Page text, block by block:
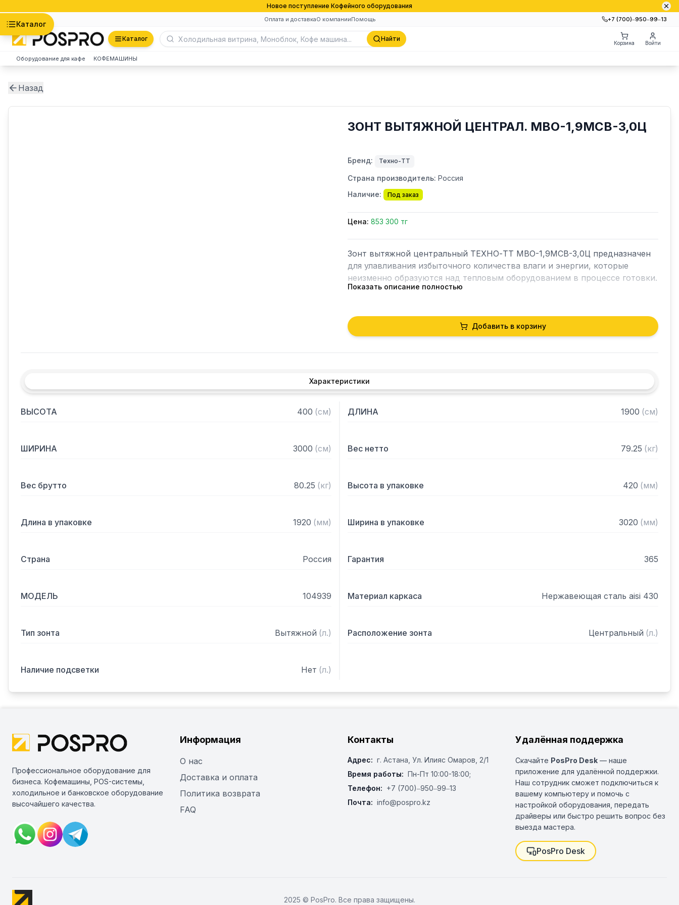
Новое поступление Кофейного оборудования
Оплата и доставкаО компанииПомощь +7 (700)‒950‒99‒13
Каталог
Каталог Найти
Корзина Войти
Оборудование для кафе КОФЕМАШИНЫ
Назад
ЗОНТ ВЫТЯЖНОЙ ЦЕНТРАЛ. МВО-1,9МСВ-3,0Ц
Бренд: Техно-ТТ
Страна производитель: Россия
Наличие:
Под заказ
Цена: 853 300 тг
Зонт вытяжной центральный ТЕХНО-ТТ МВО-1,9МСВ-3,0Ц предназначен
для улавливания избыточного количества влаги и энергии, которые
неизменно образуются над тепловым оборудованием в процессе готовки.
которые в противном случае оседали бы на предметах мебели и кухонной
утвари. Поэтому это оборудование формирует микроклимат в помещении
и защищает сотрудников горячего цеха.
— Вытяжной центральный
— Материал: нержавеющая сталь AISI 430 толщиной 0,8мм
Показать описание полностью
Добавить в корзину
Характеристики
ВЫСОТА 400 (см) ДЛИНА 1900 (см)
ШИРИНА 3000 (см) Вес нетто 79.25 (кг)
Вес брутто 80.25 (кг) Высота в упаковке 420 (мм)
Длина в упаковке 1920 (мм) Ширина в упаковке 3020 (мм)
Страна Россия Гарантия 365
МОДЕЛЬ 104939 Материал каркаса Нержавеющая сталь aisi 430
Тип зонта Вытяжной (л.) Расположение зонта Центральный (л.)
Наличие подсветки Нет (л.)
Профессиональное оборудование для
бизнеса. Кофемашины, POS-системы,
холодильное и банковское оборудование
высочайшего качества.
Информация
О нас
Доставка и оплата
Политика возврата
FAQ
Контакты
Адрес: г. Астана, ​Ул. Илияс Омаров, 2/1
Время работы: Пн-Пт 10:00-18:00;
Телефон: +7 (700)‒950‒99‒13
Почта: info@pospro.kz
Удалённая поддержка
Скачайте PosPro Desk — наше
приложение для удалённой поддержки.
Наш сотрудник сможет подключиться к
вашему компьютеру и помочь с
настройкой оборудования, передать
драйверы или быстро решить вопрос без
выезда мастера.
PosPro Desk
2025 © PosPro. Все права защищены.